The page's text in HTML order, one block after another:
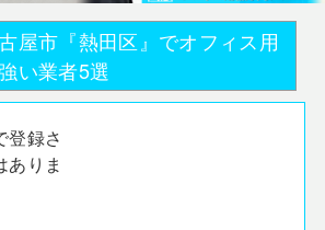
屋市『熱田区』でオフィス用
い業者5選
登録さ
ありま